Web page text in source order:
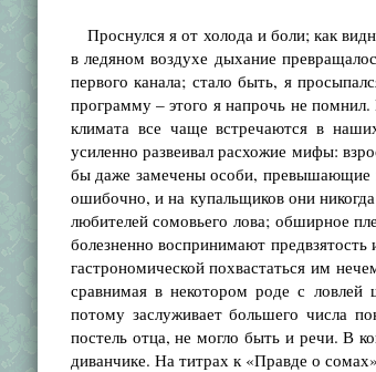
Проснулся я от холода и боли; как
в ледяном воздухе дыхание
первого канала; стало быть, я
программу – этого я напрочь не
климата все чаще встречаются в
усиленно развеивал расхожие мифы:
бы даже замечены особи, превышающие
ошибочно, и на купальщиков они
любителей сомовьего лова; обширное
болезненно воспринимают
гастрономической похвастаться им
сравнимая в некотором роде с ловлей
потому заслуживает большего числа
постель отца, не могло быть и речи. В
диванчике. На титрах к «Правде о